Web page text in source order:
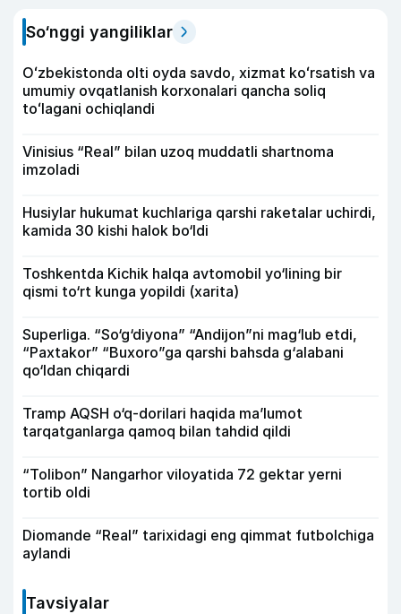
So‘nggi yangiliklar
Oʻzbekistonda olti oyda savdo, xizmat koʻrsatish va
umumiy ovqatlanish korxonalari qancha soliq
toʻlagani ochiqlandi
Vinisius “Real” bilan uzoq muddatli shartnoma
imzoladi
Husiylar hukumat kuchlariga qarshi raketalar uchirdi,
kamida 30 kishi halok bo‘ldi
Toshkentda Kichik halqa avtomobil yo‘lining bir
qismi to‘rt kunga yopildi (xarita)
Superliga. “So‘g‘diyona” “Andijon”ni mag‘lub etdi,
“Paxtakor” “Buxoro”ga qarshi bahsda g‘alabani
qo‘ldan chiqardi
Tramp AQSH o‘q-dorilari haqida ma’lumot
tarqatganlarga qamoq bilan tahdid qildi
“Tolibon” Nangarhor viloyatida 72 gektar yerni
tortib oldi
Diomande “Real” tarixidagi eng qimmat futbolchiga
aylandi
Tavsiyalar